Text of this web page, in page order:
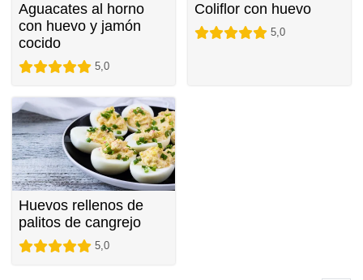
Aguacates al horno
con huevo y jamón
cocido
5,0
Coliflor con huevo
5,0
Huevos rellenos de
palitos de cangrejo
5,0